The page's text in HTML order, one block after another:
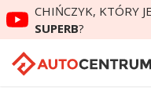
CHIŃCZYK, KTÓRY
SUPERB?